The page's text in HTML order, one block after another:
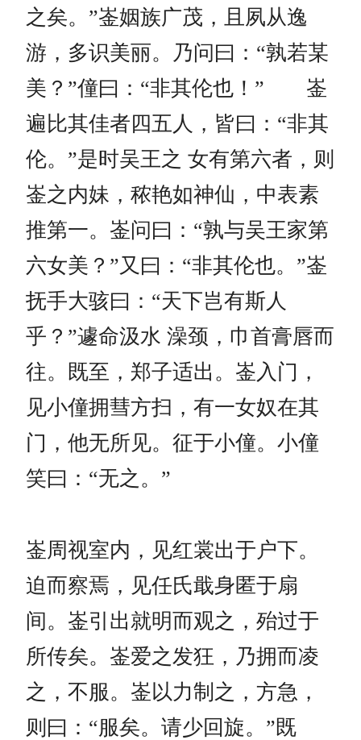
之矣。”崟姻族广茂，且夙从逸
游，多识美丽。乃问曰：“孰若某
美？”僮曰：“非其伦也！” 崟
遍比其佳者四五人，皆曰：“非其
伦。”是时吴王之 女有第六者，则
崟之内妹，秾艳如神仙，中表素
推第一。崟问曰：“孰与吴王家第
六女美？”又曰：“非其伦也。”崟
抚手大骇曰：“天下岂有斯人
乎？”遽命汲水 澡颈，巾首膏唇而
往。既至，郑子适出。崟入门，
见小僮拥彗方扫，有一女奴在其
门，他无所见。征于小僮。小僮
笑曰：“无之。”
崟周视室内，见红裳出于户下。
迫而察焉，见任氏戢身匿于扇
间。崟引出就明而观之，殆过于
所传矣。崟爱之发狂，乃拥而凌
之，不服。崟以力制之，方急，
则曰：“服矣。请少回旋。”既